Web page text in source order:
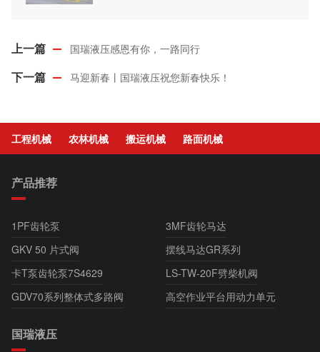
国瑞液压感恩有你，一路同行
马迎新春丨国瑞液压祝您新春快乐！
工程机械 农林机械 搬运机械 路面机械
产品推荐
1PF齿轮泵
3MF齿轮马达
GKV 50 片式阀
摆线马达GR系列
卡T泵齿轮泵7S4629
LS-TW-20F劈柴机阀
GDV70系列整体式多路阀
高空作业平台用动力单元
国瑞液压